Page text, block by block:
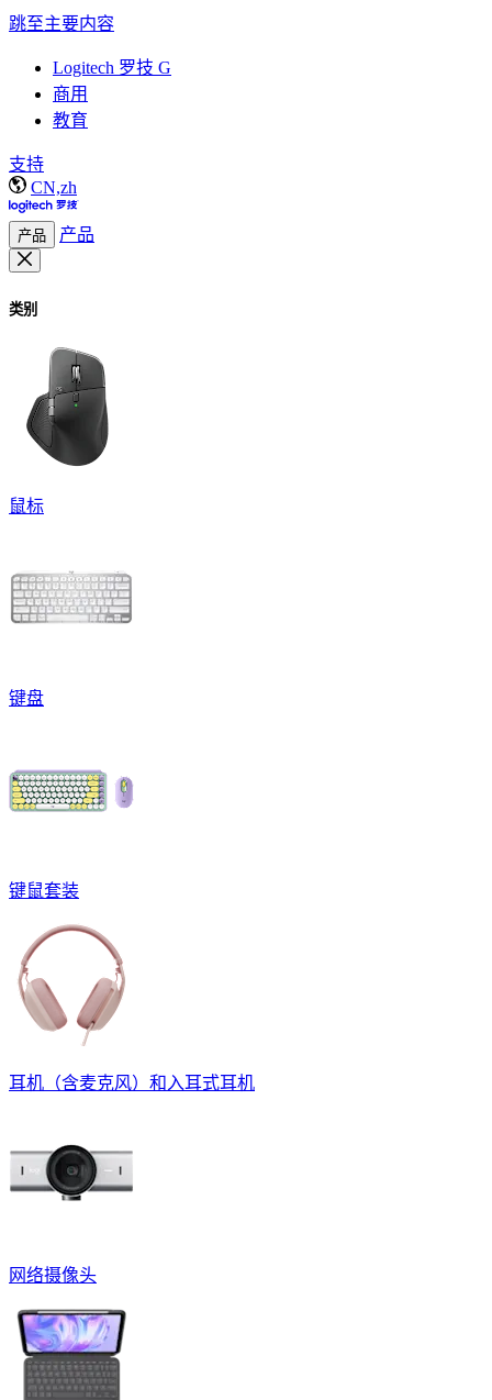
跳至主要内容
Logitech 罗技 G
商用
教育
支持
CN,zh
产品 产品
类别
鼠标
键盘
键鼠套装
耳机（含麦克风）和入耳式耳机
网络摄像头